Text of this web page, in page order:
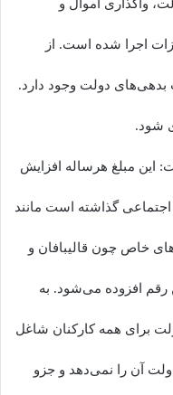
واگذاری اموال و
اجرا شده است. از
دولت وجود دارد.
شود.
این مبلغ هرساله افزایش
اجتماعی گذاشته است مانند
خاص چون قالیبافان و
رقم افزوده می‌شود. به
برای همه کارکنان شاغل
آن را نمی‌دهد و جزو